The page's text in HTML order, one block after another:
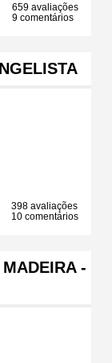
659 avaliações
9 comentários
398 avaliações
10 comentários
-